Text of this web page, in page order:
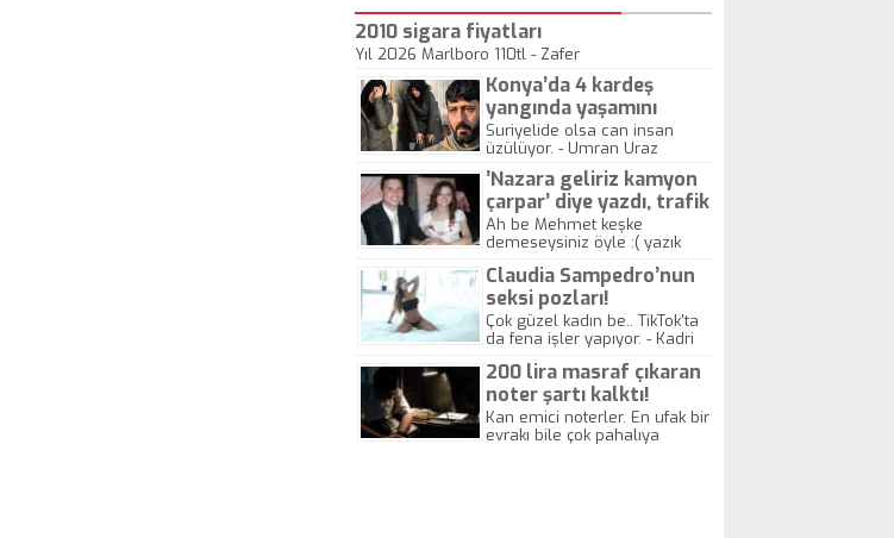
2010 sigara fiyatları
Yıl 2026 Marlboro 110tl - Zafer
Konya’da 4 kardeş
yangında yaşamını
yitirdi
Suriyelide olsa can insan
üzülüyor. - Umran Uraz
’Nazara geliriz kamyon
çarpar’ diye yazdı, trafik
kazasında öldü!
Ah be Mehmet keşke
demeseysiniz öyle :( yazık
Claudia Sampedro’nun
seksi pozları!
Çok güzel kadın be.. TikTok'ta
da fena işler yapıyor. - Kadri
200 lira masraf çıkaran
noter şartı kalktı!
Kan emici noterler. En ufak bir
evrakı bile çok pahalıya